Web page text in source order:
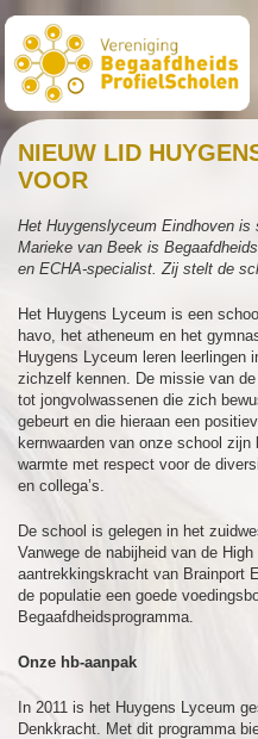
NIEUW LID
VOOR
Het Huygenslyceum Eindhoven is
Marieke van Beek is
en ECHA-specialist. Zij stelt de
Het Huygens Lyceum is een
havo, het atheneum en het
Huygens Lyceum leren leerlingen
zichzelf kennen. De missie van
tot jongvolwassenen die zich
gebeurt en die hieraan een
kernwaarden van onze school
warmte met respect voor de
en collega’s.
De school is gelegen in het
Vanwege de nabijheid van de
aantrekkingskracht van Brainport
de populatie een goede
Begaafdheidsprogramma.
Onze hb-aanpak
In 2011 is het Huygens Lyceum
Denkkracht. Met dit programma